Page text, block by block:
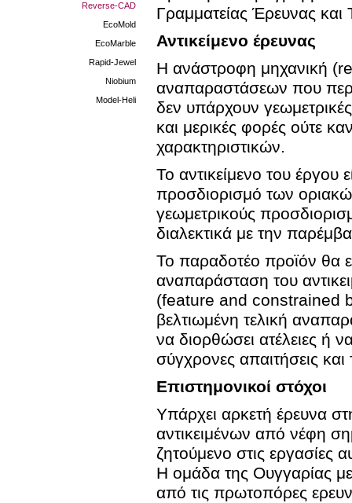
Reverse-CAD
EcoMold
EcoMarble
Rapid-Jewel
Niobium
Model-Heli
Γραμματείας Έρευνας και
Αντικείμενο έρευνας
Η ανάστροφη μηχανική
αναπαραστάσεων που
δεν υπάρχουν
και μερικές φορές ούτε
χαρακτηριστικών.
Το αντικείμενο του έργου
προσδιορισμό των
γεωμετρικούς
διαλεκτικά με την
Το παραδοτέο προϊόν θα
αναπαράσταση του
(feature and constrained
βελτιωμένη τελική
να διορθώσει ατέλειες ή
σύγχρονες απαιτήσεις
Επιστημονικοί στόχοι
Υπάρχει αρκετή έρευνα
αντικειμένων από νέφη
ζητούμενο στις εργασίες
Η ομάδα της Ουγγαρίας
από τις πρωτοπόρες